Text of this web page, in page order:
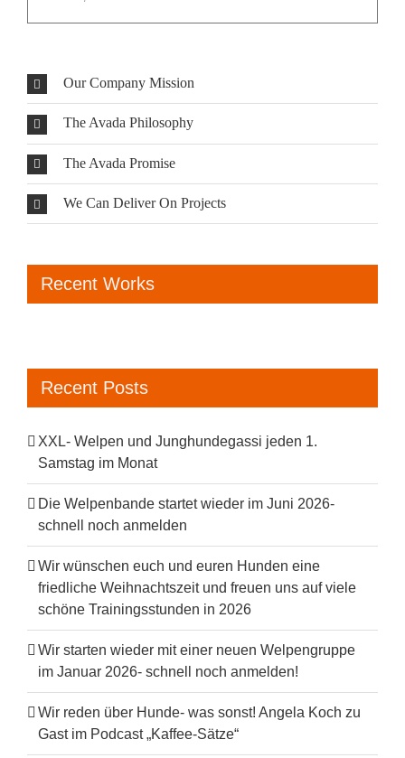
Our Company Mission
The Avada Philosophy
The Avada Promise
We Can Deliver On Projects
Recent Works
Recent Posts
XXL- Welpen und Junghundegassi jeden 1.
Samstag im Monat
Die Welpenbande startet wieder im Juni 2026-
schnell noch anmelden
Wir wünschen euch und euren Hunden eine
friedliche Weihnachtszeit und freuen uns auf viele
schöne Trainingsstunden in 2026
Wir starten wieder mit einer neuen Welpengruppe
im Januar 2026- schnell noch anmelden!
Wir reden über Hunde- was sonst! Angela Koch zu
Gast im Podcast „Kaffee-Sätze“